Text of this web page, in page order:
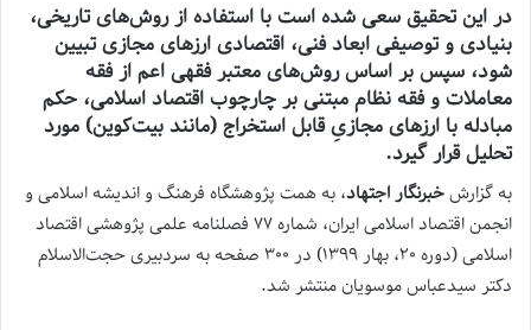
در این تحقیق سعی شده است با استفاده از روش‌‌های تاریخی،
بنیادی و توصیفی ابعاد فنی، اقتصادی ارزهای مجازی تبیین
شود، سپس بر اساس روش‌های معتبر فقهی اعم از فقه
معاملات و فقه نظام مبتنی بر چارچوب اقتصاد اسلامی، حکم
مبادله با ارزهای مجازیِ قابل استخراج (مانند بیت‌‌کوین) مورد
تحلیل قرار گیرد.
به گزارشخبرنگار اجتهاد، به همت پژوهشگاه فرهنگ و اندیشه اسلامی و
انجمن اقتصاد اسلامی ایران، شماره ۷۷ فصلنامه علمی پژوهشی اقتصاد
اسلامی (دوره ۲۰، بهار ۱۳۹۹) در ۳۰۰ صفحه به سردبیری حجت‌الاسلام
دکتر سیدعباس موسویان منتشر شد.